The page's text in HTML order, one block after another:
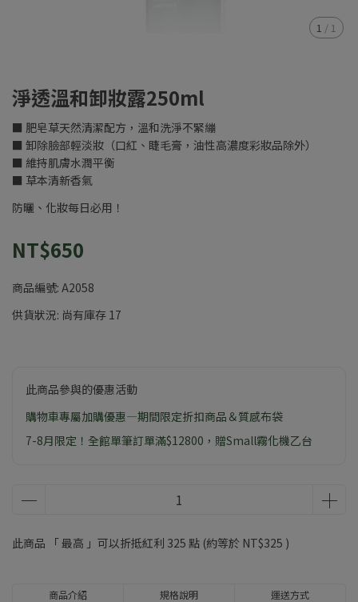
1 / 1
淨透溫和卸妝露250ml
■ 肥皂草天然清潔配方，溫和洗淨不緊繃
■ 卸除臉部輕淡妝（口紅、睫毛膏，油性高濃度彩妝品除外）
■ 維持肌膚水潤平衡
■ 草本清新香氣
防曬、化妝每日必用！
NT$650
商品編號: A2058
供貨狀況: 尚有庫存 17
此商品參與的優惠活動
購物車專屬加購優惠—期間限定折扣商品＆質感布袋
7-8月限定！全館單筆訂單滿$12800，贈Small霧化機乙台
此商品 「 最高 」可以折抵紅利 325 點 (約等於 NT$325 )
商品介紹 規格說明 運送方式